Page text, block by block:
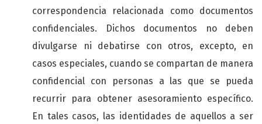
correspondencia relacionada como documentos
confidenciales. Dichos documentos no deben
divulgarse ni debatirse con otros, excepto, en
casos especiales, cuando se compartan de manera
confidencial con personas a las que se pueda
recurrir para obtener asesoramiento específico.
En tales casos, las identidades de aquellos a ser